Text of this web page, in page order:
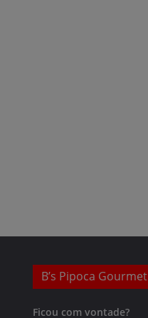
B’s Pipoca Gourmet
Ficou com vontade?